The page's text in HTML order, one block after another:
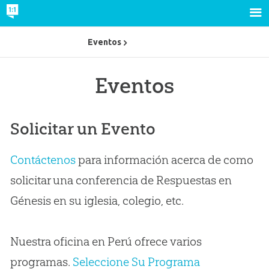
Eventos
Solicitar un Evento
Contáctenospara información acerca de como
solicitar una conferencia de Respuestas en
Génesis en su iglesia, colegio, etc.
Nuestra oficina en Perú ofrece varios
programas. Seleccione Su Programa
Eventos